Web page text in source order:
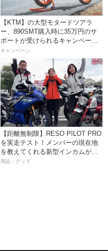
【KTM】の大型モタードツアラ
ー、890SMT購入時に35万円のサ
ポートが受けられるキャンペーン
を実施中！
キャンペーン
【距離無制限】RESO PILOT PRO
を実走テスト！メンバーの現在地
を教えてくれる新型インカムがめ
っちゃ便利な３つの理由【動画付
用品・グッズ